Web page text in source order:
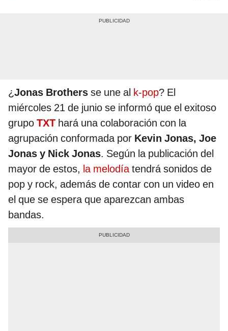
¿Jonas Brothers se une al k-pop? El
miércoles 21 de junio se informó que el exitoso
grupo TXT hará una colaboración con la
agrupación conformada por Kevin Jonas, Joe
Jonas y Nick Jonas. Según la publicación del
mayor de estos, la melodíatendrá sonidos de
pop y rock, además de contar con un video en
el que se espera que aparezcan ambas
bandas.